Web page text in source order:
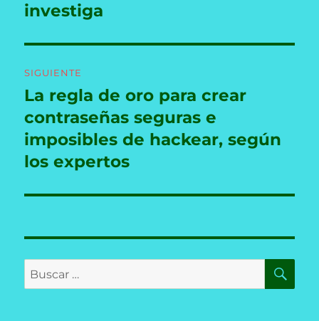
investiga
SIGUIENTE
Entrada
siguiente:
La regla de oro para crear
contraseñas seguras e
imposibles de hackear, según
los expertos
Buscar
por: